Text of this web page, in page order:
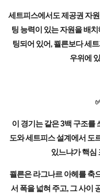
세트피스에서도 제공권 자
팅 능력이 있는 자원을 배
팅되어 있어, 쾰른보다 세
우위에
이 경기는 같은 3백 구조를
도와 세트피스 설계에서 도
있느냐가 핵심
쾰른은 라그나르 아헤를 축
서 폭을 넓혀 주고, 그 사이